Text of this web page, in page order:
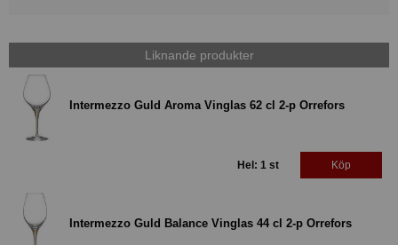
Liknande produkter
Intermezzo Guld Aroma Vinglas 62 cl 2-p Orrefors
Hel: 1 st Köp
Intermezzo Guld Balance Vinglas 44 cl 2-p Orrefors